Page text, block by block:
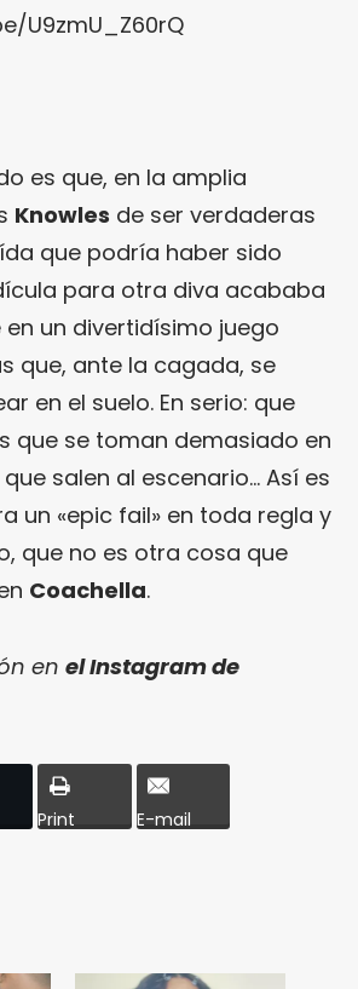
U9zmU_Z60rQ
es que, en la amplia
Knowles de ser verdaderas
que podría haber sido
para otra diva acababa
un divertidísimo juego
que, ante la cagada, se
en el suelo. En serio: que
que se toman demasiado en
salen al escenario… Así es
un «epic fail» en toda regla y
que no es otra cosa que
Coachella.
en el Instagram de
Print E-mail